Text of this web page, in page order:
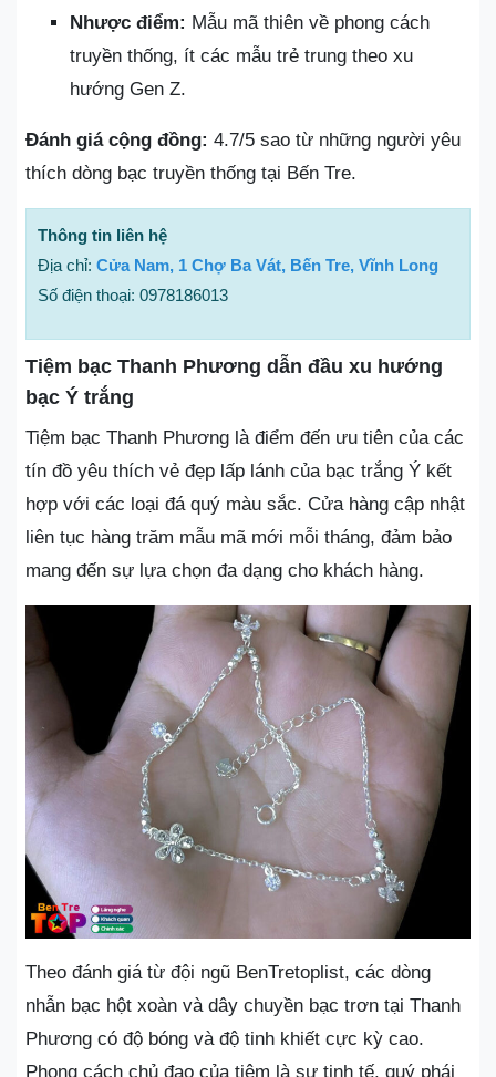
Nhược điểm: Mẫu mã thiên về phong cách
truyền thống, ít các mẫu trẻ trung theo xu
hướng Gen Z.
Đánh giá cộng đồng: 4.7/5 sao từ những người yêu
thích dòng bạc truyền thống tại Bến Tre.
Thông tin liên hệ
Địa chỉ: Cửa Nam, 1 Chợ Ba Vát, Bến Tre, Vĩnh Long
Số điện thoại: 0978186013
Tiệm bạc Thanh Phương dẫn đầu xu hướng
bạc Ý trắng
Tiệm bạc Thanh Phương là điểm đến ưu tiên của các
tín đồ yêu thích vẻ đẹp lấp lánh của bạc trắng Ý kết
hợp với các loại đá quý màu sắc. Cửa hàng cập nhật
liên tục hàng trăm mẫu mã mới mỗi tháng, đảm bảo
mang đến sự lựa chọn đa dạng cho khách hàng.
Theo đánh giá từ đội ngũ BenTretoplist, các dòng
nhẫn bạc hột xoàn và dây chuyền bạc trơn tại Thanh
Phương có độ bóng và độ tinh khiết cực kỳ cao.
Phong cách chủ đạo của tiệm là sự tinh tế, quý phái